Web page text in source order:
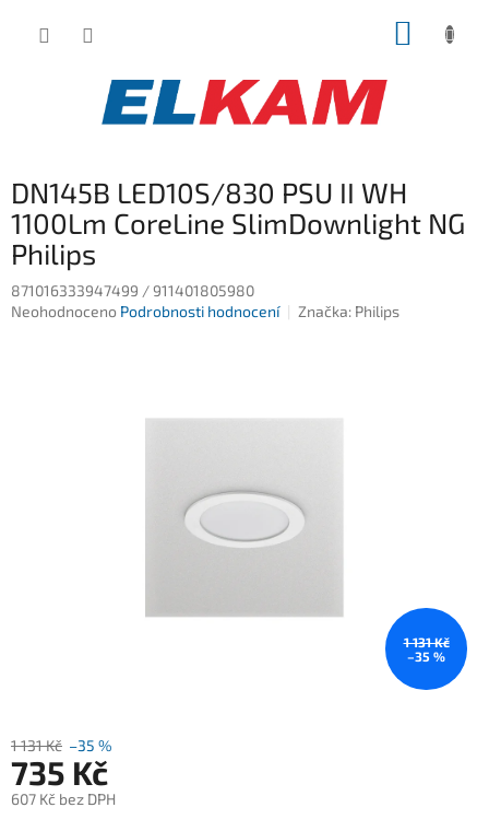
DN145B LED10S/830 PSU II WH
1100Lm CoreLine SlimDownlight NG
Philips
871016333947499 / 911401805980
Průměrné
Neohodnoceno Podrobnosti hodnocení Značka: Philips
1 131 Kč
–35 %
1 131 Kč –35 %
735 Kč
607 Kč bez DPH